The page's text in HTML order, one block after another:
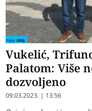
Vukelić,
Palatom: Više
dozvoljeno
09.03.2023. | 13:56